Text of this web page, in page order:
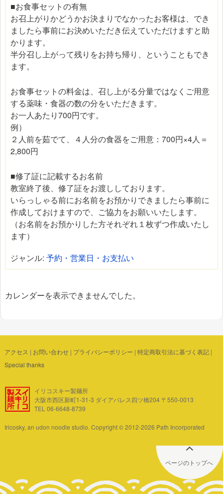
■お食事セットの有無
お召上がりかどうかお決まりでなかったお客様は、でき
ましたら事前にお決めいただき伝えていただけますと助
かります。
半分召し上がって残りをお持ち帰り、ということもでき
ます。
お食事セットの料金は、召し上がる分量ではなくご用意
する薬味・食器の数の分をいただきます。
お一人あたり700円です。
例）
２人前を茹でて、４人分の食器をご用意：700円×4人＝
2,800円
■修了証に記載するお名前
教室終了後、修了証をお渡ししております。
いらっしゃる前にお名前をお預かりできましたら事前に
作成しておけますので、ご協力をお願いいたします。
（お名前をお預かりした方それぞれ１枚ずつ作成いたし
ます）
ジャンル: 予約・営業日・お支払い
カレンダーを表示できませんでした。
アクセス | お問い合わせ| プライバシーポリシー | 特定商取引法に基づく表記|
Special thanks
イリコスキー製麺所
大阪市西区新町1-31-3 ダイアパレス四ツ橋204 〒550-0013
TEL 06-6648-8739
Iricosky, an udon noodle studio. Copyright © 2012-2026 Path Incorporated
ページのトップへ